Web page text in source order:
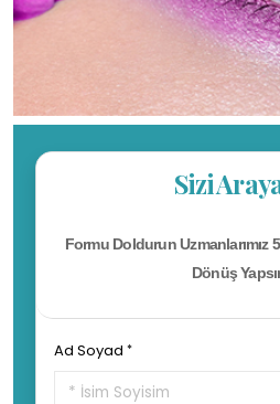
Sizi
Formu Doldurun Uzmanlarımız
Dönüş
Ad Soyad